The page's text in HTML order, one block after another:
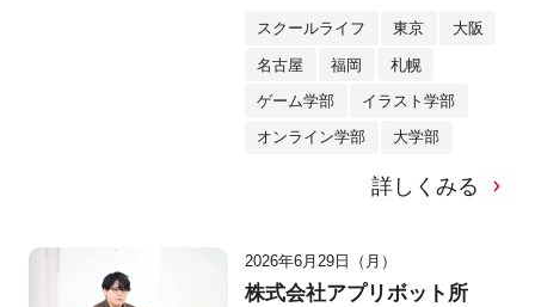
ジナルゲームを制作！
スクールライフ 東京 大阪
名古屋 福岡 札幌
ゲーム学部 イラスト学部
オンライン学部 大学部
詳しくみる
2026年6月29日（月）
株式会社アプリボット所